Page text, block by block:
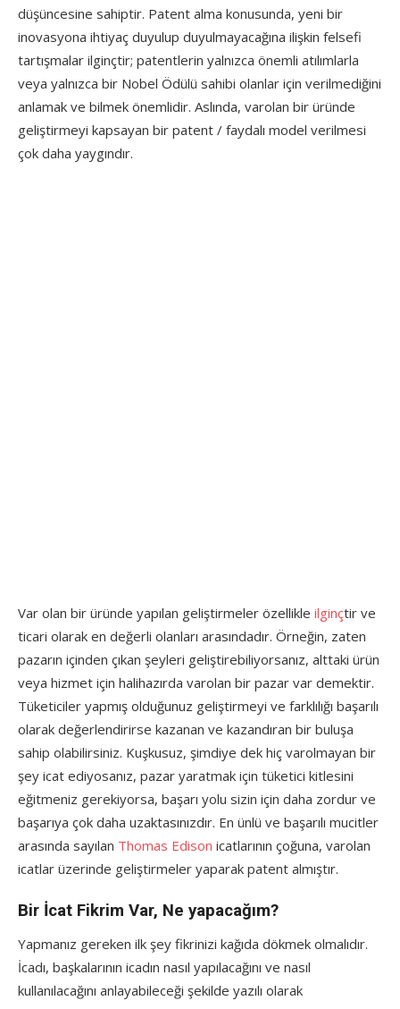
düşüncesine sahiptir. Patent alma konusunda, yeni bir
inovasyona ihtiyaç duyulup duyulmayacağına ilişkin felsefi
tartışmalar ilginçtir; patentlerin yalnızca önemli atılımlarla
veya yalnızca bir Nobel Ödülü sahibi olanlar için verilmediğini
anlamak ve bilmek önemlidir. Aslında, varolan bir üründe
geliştirmeyi kapsayan bir patent / faydalı model verilmesi
çok daha yaygındır.
Var olan bir üründe yapılan geliştirmeler özellikle ilginçtir ve
ticari olarak en değerli olanları arasındadır. Örneğin, zaten
pazarın içinden çıkan şeyleri geliştirebiliyorsanız, alttaki ürün
veya hizmet için halihazırda varolan bir pazar var demektir.
Tüketiciler yapmış olduğunuz geliştirmeyi ve farklılığı başarılı
olarak değerlendirirse kazanan ve kazandıran bir buluşa
sahip olabilirsiniz. Kuşkusuz, şimdiye dek hiç varolmayan bir
şey icat ediyosanız, pazar yaratmak için tüketici kitlesini
eğitmeniz gerekiyorsa, başarı yolu sizin için daha zordur ve
başarıya çok daha uzaktasınızdır. En ünlü ve başarılı mucitler
arasında sayılan Thomas Edison icatlarının çoğuna, varolan
icatlar üzerinde geliştirmeler yaparak patent almıştır.
Bir İcat Fikrim Var, Ne yapacağım?
Yapmanız gereken ilk şey fikrinizi kağıda dökmek olmalıdır.
İcadı, başkalarının icadın nasıl yapılacağını ve nasıl
kullanılacağını anlayabileceği şekilde yazılı olarak